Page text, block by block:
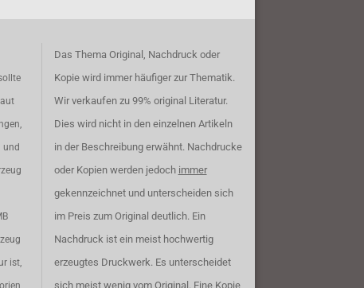
und
ist,
Das Thema Original, Nachdruck oder
Kopie wird immer häufiger zur Thematik.
Wir verkaufen zu 99% original Literatur.
Dies wird nicht in den einzelnen Artikeln
in der Beschreibung erwähnt. Nachdrucke
oder Kopien werden jedoch immer
gekennzeichnet und unterscheiden sich
im Preis zum Original deutlich. Ein
Nachdruck ist ein meist hochwertig
erzeugtes Druckwerk. Es unterscheidet
sich meist wenig vom Original. Eine Kopie